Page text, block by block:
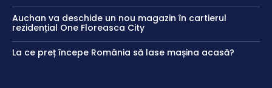
Auchan va deschide un nou magazin în cartierul
rezidențial One Floreasca City
La ce preț începe România să lase mașina acasă?